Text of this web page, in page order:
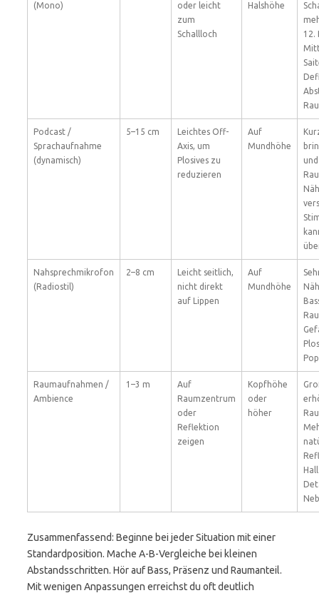
(Mono)
oder leicht
zum
Schallloch
Halshöhe
12.
Podcast /
Sprachaufnahme
(dynamisch)
5–15 cm
Leichtes Off-
Axis, um
Plosives zu
reduzieren
Auf
Mundhöhe
Nahsprechmikrofon
(Radiostil)
2–8 cm
Leicht seitlich,
nicht direkt
auf Lippen
Auf
Mundhöhe
Raumaufnahmen /
Ambience
1–3 m
Auf
Raumzentrum
oder
Reflektion
zeigen
Kopfhöhe
oder
höher
Zusammenfassend: Beginne bei jeder Situation mit einer
Standardposition. Mache A-B-Vergleiche bei kleinen
Abstandsschritten. Hör auf Bass, Präsenz und Raumanteil.
Mit wenigen Anpassungen erreichst du oft deutlich